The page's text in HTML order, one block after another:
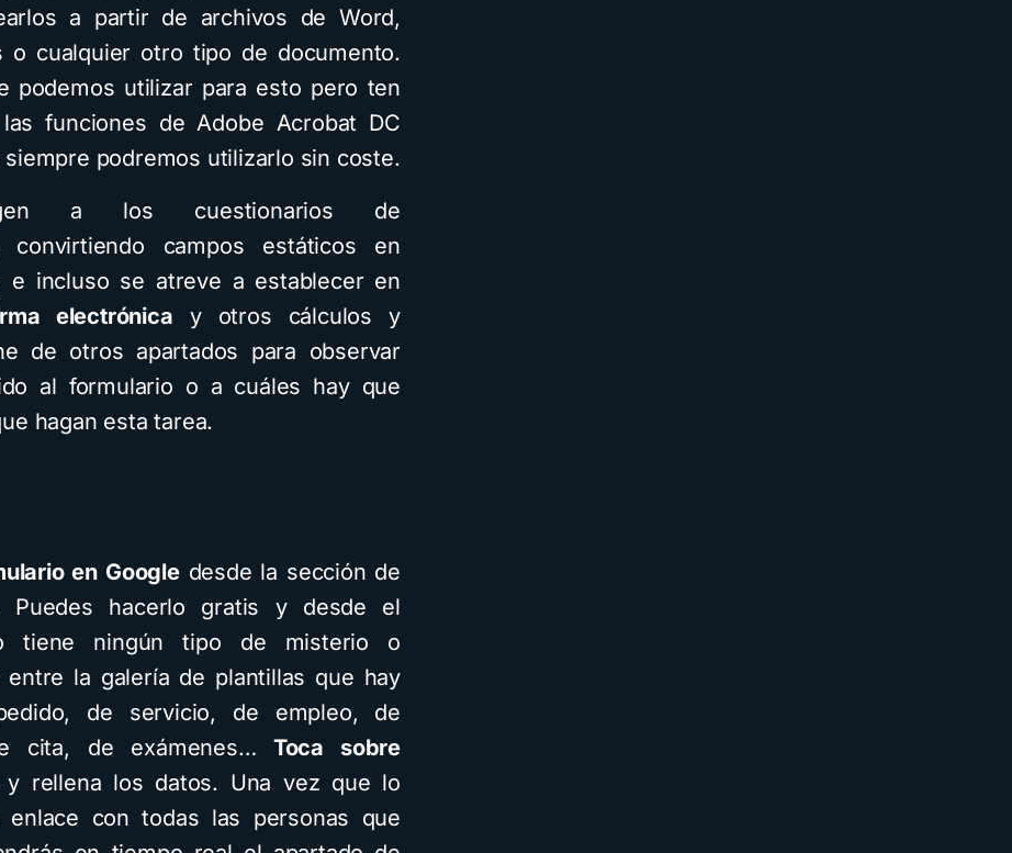
a partir de archivos de Word,
o cualquier otro tipo de documento.
podemos utilizar para esto pero ten
funciones de Adobe Acrobat DC
podremos utilizarlo sin coste.
a los cuestionarios de
convirtiendo campos estáticos en
e incluso se atreve a establecer en
electrónica y otros cálculos y
de otros apartados para observar
al formulario o a cuáles hay que
hagan esta tarea.
en Googledesde la sección de
Puedes hacerlo gratis y desde el
tiene ningún tipo de misterio o
entre la galería de plantillas que hay
de servicio, de empleo, de
cita, de exámenes… Toca sobre
rellena los datos. Una vez que lo
con todas las personas que